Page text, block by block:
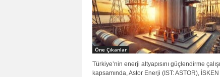
Öne Çıkanlar
Türkiye’nin enerji altyapısını güçlendirme
kapsamında, Astor Enerji (IST: ASTOR), İSKEN